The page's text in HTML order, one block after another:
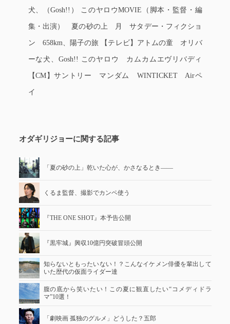
犬、（Gosh!!） このヤロウMOVIE（脚本・監督・編
集・出演） 夏の砂の上 月 サタデー・フィクショ
ン 658km、陽子の旅 【テレビ】アトムの童 オリバ
ーな犬、Gosh!! このヤロウ カムカムエヴリバディ
【CM】サントリー マンダム WINTICKET Airペ
イ
オダギリジョーに関する記事
「夏の砂の上」乾いた心が、かさなるとき――
くるま監督、撮影でカンペ使う
『THE ONE SHOT』本予告公開
『黒牢城』興収10億円突破冒頭公開
知らないともったいない！？こんなイケメン俳優を輩出して
いた歴代の仮面ライダー達
腹の底から笑いたい！この夏に観直したい“コメディドラ
マ”10選！
「劇映画 孤独のグルメ」どうした？五郎